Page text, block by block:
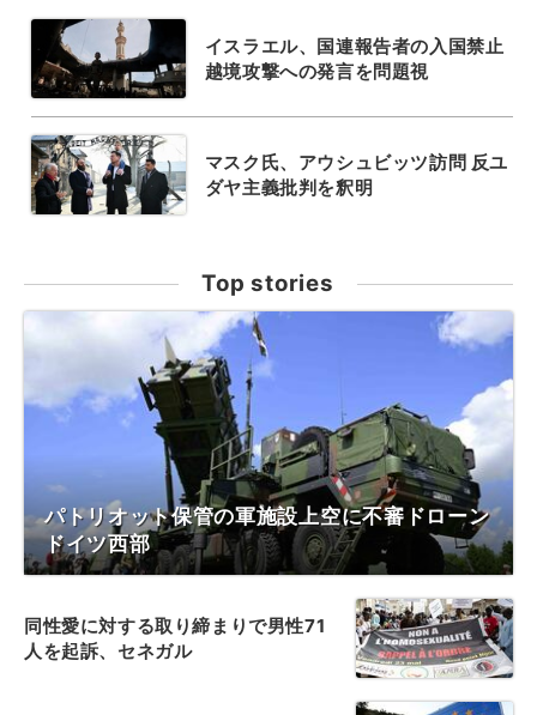
イスラエル、国連報告者の入国禁止
越境攻撃への発言を問題視
マスク氏、アウシュビッツ訪問 反ユ
ダヤ主義批判を釈明
Top stories
パトリオット保管の軍施設上空に不審ドローン
ドイツ西部
同性愛に対する取り締まりで男性71
人を起訴、セネガル